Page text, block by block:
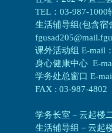
TEL：03-987-1000
生活辅导组(包含宿
课外活动组 E-mail
身心健康中心 E-
学务处总窗口 E-
FAX : 03-987-4802
学务长室－云起楼
生活辅导组 － 云起